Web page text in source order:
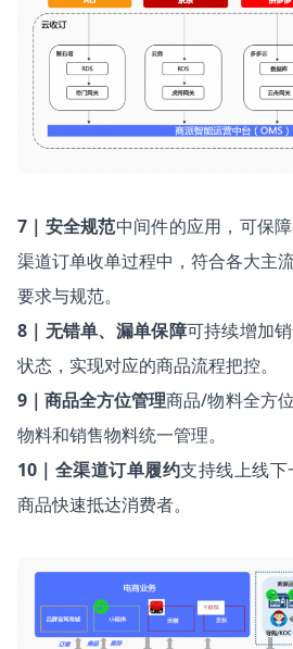
7｜安全规范中间件的应用，可保
渠道订单收单过程中，符合各大主
要求与规范。
8｜无错单、漏单保障可持续增加
状态，实现对应的商品流程把控。
9｜商品全方位管理商品/物料全方
物料和销售物料统一管理。
10｜全渠道订单履约支持线上线
商品快速抵达消费者。